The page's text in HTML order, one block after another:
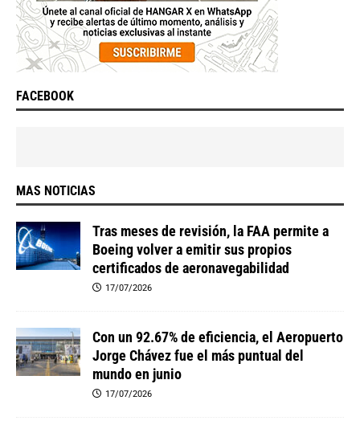
FACEBOOK
MAS NOTICIAS
Tras meses de revisión, la FAA permite a
Boeing volver a emitir sus propios
certificados de aeronavegabilidad
17/07/2026
Con un 92.67% de eficiencia, el Aeropuerto
Jorge Chávez fue el más puntual del
mundo en junio
17/07/2026